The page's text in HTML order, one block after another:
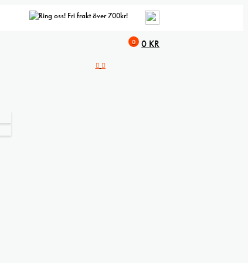
Fri frakt över 700kr!
0 0 KR